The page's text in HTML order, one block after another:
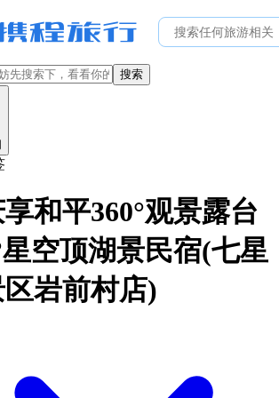
搜索
和平360°观景露台
星空顶湖景民宿(七星
岩前村店)